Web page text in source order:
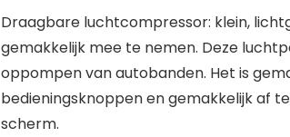
Draagbare luchtcompressor: klein,
gemakkelijk mee te nemen. Deze
oppompen van autobanden. Het is
bedieningsknoppen en gemakkelijk af
scherm.